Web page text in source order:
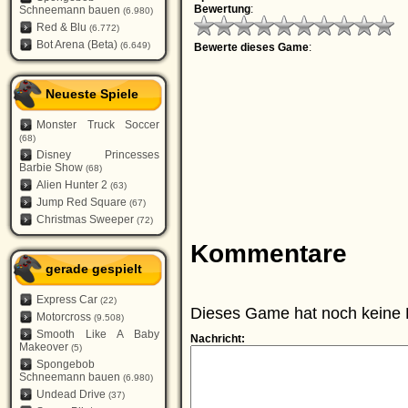
Schneemann bauen (6.980)
Red & Blu (6.772)
Bot Arena (Beta) (6.649)
Neueste Spiele
Monster Truck Soccer
(68)
Disney Princesses
Barbie Show (68)
Alien Hunter 2 (63)
Jump Red Square (67)
Christmas Sweeper (72)
gerade gespielt
Express Car (22)
Motorcross (9.508)
Smooth Like A Baby
Makeover (5)
Spongebob
Schneemann bauen (6.980)
Undead Drive (37)
Bewertung:
Bewerte dieses Game:
Kommentare
Dieses Game hat noch
Nachricht: